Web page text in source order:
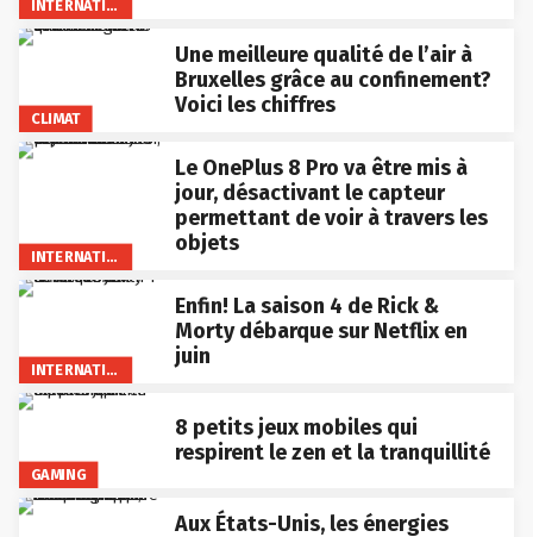
INTERNATIONAL
CLIMAT
Une meilleure qualité de l’air à
Bruxelles grâce au confinement?
Voici les chiffres
INTERNATIONAL
Le OnePlus 8 Pro va être mis à
jour, désactivant le capteur
permettant de voir à travers les
objets
INTERNATIONAL
Enfin! La saison 4 de Rick &
Morty débarque sur Netflix en
juin
GAMING
8 petits jeux mobiles qui
respirent le zen et la tranquillité
Aux États-Unis, les énergies